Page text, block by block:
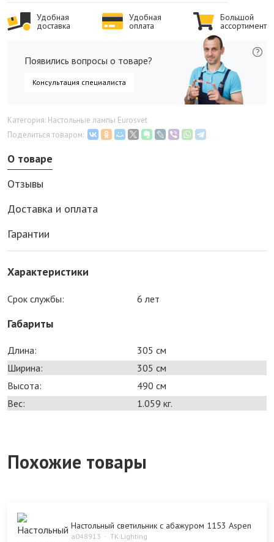
Удобная
доставка
Удобная
оплата
Большой
ассортимент
Появились вопросы о товаре?
Консультация специалиста
Категория: Настольные лампы Eurosvet
Поделиться товаром:
О товаре
Отзывы
Доставка и оплата
Гарантии
Характеристики
Срок службы: 6 лет
Габариты
Длина:
305 см
Ширина:
305 см
Высота:
490 см
Вес:
1.059 кг.
Похожие товары
Настольный светильник с абажуром 1153 Aspen
a048913 TK Lighting